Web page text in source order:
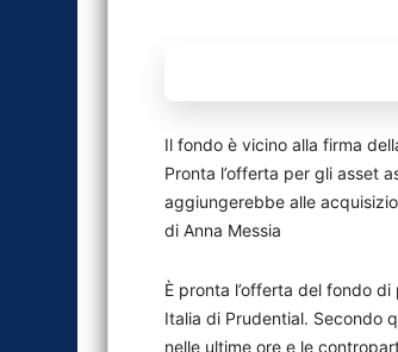
Il fondo è vicino alla firma
Pronta l’offerta per gli asset
aggiungerebbe alle
di Anna Messia
È pronta l’offerta del fondo
Italia di Prudential. Secondo
nelle ultime ore e le